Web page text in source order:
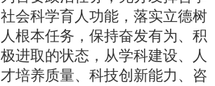
社会科学育人功能，落实立德树
人根本任务，保持奋发有为、积
极进取的状态，从学科建设、人
才培养质量、科技创新能力、咨